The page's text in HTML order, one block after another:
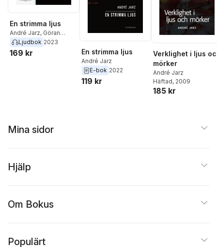
En strimma ljus
André Jarz, Göran
Carlson
Ljudbok 2023
169 kr En strimma ljus
André Jarz
E-bok 2022
119 kr
Verklighet i ljus
mörker
André Jarz
Häftad, 2009
185 kr
Mina sidor
Hjälp
Om Bokus
Populärt